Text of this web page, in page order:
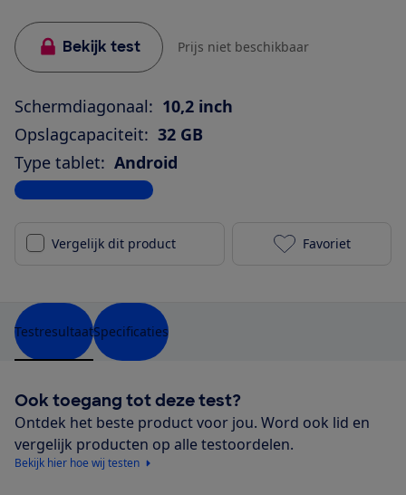
Bekijk test Prijs niet beschikbaar
Schermdiagonaal: 10,2 inch
Opslagcapaciteit: 32 GB
Type tablet: Android
Bekijk alle specificaties
Vergelijk dit product Google Pixel
Favoriet
TestresultaatSpecificaties
Ook toegang tot deze test?
Ontdek het beste product voor jou. Word ook lid en
vergelijk producten op alle testoordelen.
Bekijk hier hoe wij testen